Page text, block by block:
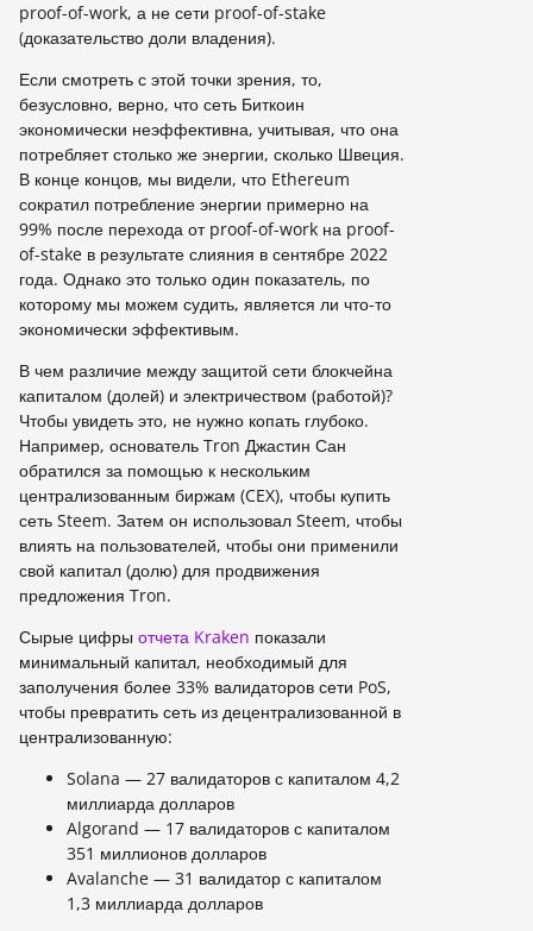
proof-of-work, а не сети proof-of-stake
(доказательство доли владения).
Если смотреть с этой точки зрения, то,
безусловно, верно, что сеть Биткоин
экономически неэффективна, учитывая, что она
потребляет столько же энергии, сколько Швеция.
В конце концов, мы видели, что Ethereum
сократил потребление энергии примерно на
99% после перехода от proof-of-work на proof-
of-stake в результате слияния в сентябре 2022
года. Однако это только один показатель, по
которому мы можем судить, является ли что-то
экономически эффективым.
В чем различие между защитой сети блокчейна
капиталом (долей) и электричеством (работой)?
Чтобы увидеть это, не нужно копать глубоко.
Например, основатель Tron Джастин Сан
обратился за помощью к нескольким
централизованным биржам (CEX), чтобы купить
сеть Steem. Затем он использовал Steem, чтобы
влиять на пользователей, чтобы они применили
свой капитал (долю) для продвижения
предложения Tron.
Сырые цифры отчета Kraken показали
минимальный капитал, необходимый для
заполучения более 33% валидаторов сети PoS,
чтобы превратить сеть из децентрализованной в
централизованную:
Solana — 27 валидаторов с капиталом 4,2
миллиарда долларов
Algorand — 17 валидаторов с капиталом
351 миллионов долларов
Avalanche — 31 валидатор с капиталом
1,3 миллиарда долларов